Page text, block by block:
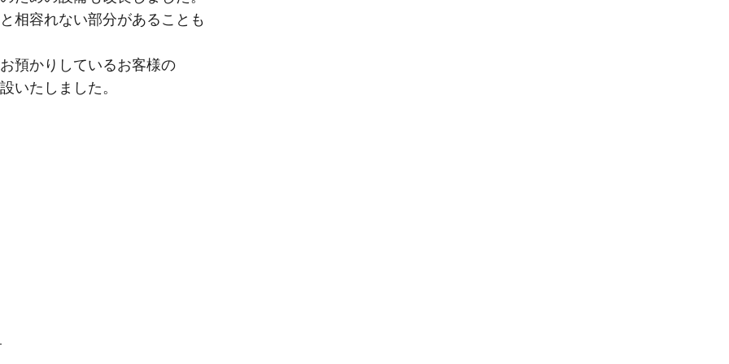
相容れない部分があることも
預かりしているお客様の
いたしました。